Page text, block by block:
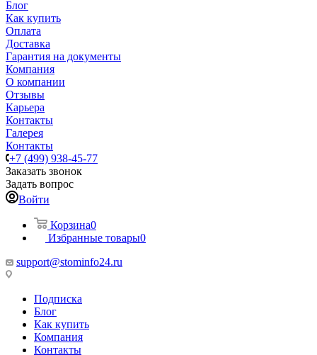
Блог
Как купить
Оплата
Доставка
Гарантия на документы
Компания
О компании
Отзывы
Карьера
Контакты
Галерея
Контакты
+7 (499) 938-45-77
Заказать звонок
Задать вопрос
Войти
Корзина0
Избранные товары0
support@stominfo24.ru
Подписка
Блог
Как купить
Компания
Контакты